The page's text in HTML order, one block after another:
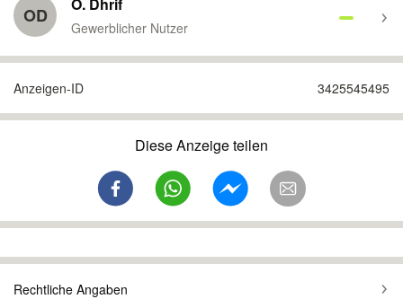
OD
Gewerblicher Nutzer
Anzeigen-ID 3425545495
Diese Anzeige teilen
Rechtliche Angaben